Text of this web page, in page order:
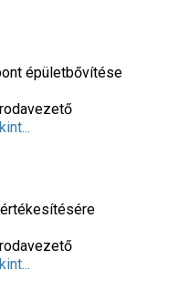
épületbővítése